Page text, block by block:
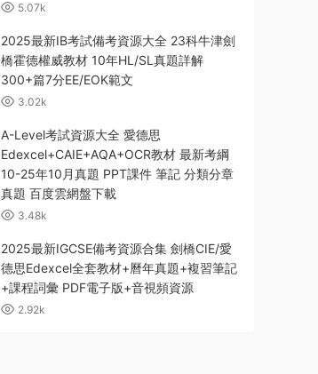
5.07k
2025最新IB考試備考資源大全 23科牛津劍
橋霍德權威教材 10年HL/SL真題詳解
300+篇7分EE/EOK範文
3.02k
A-Level考試資源大全 愛德思
Edexcel+CAIE+AQA+OCR教材 最新考綱
10-25年10月真題 PPT課件 筆記 分類分章
真題 百度雲網盤下載
3.48k
2025最新IGCSE備考資源合集 劍橋CIE/愛
德思Edexcel全套教材+曆年真題+複習筆記
+課程詞彙 PDF電子版+音視頻資源
2.92k